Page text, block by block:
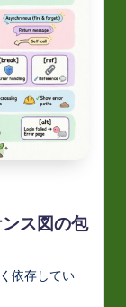
ス図の包
依存してい